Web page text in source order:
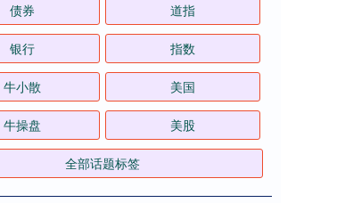
债券 道指
银行 指数
牛小散 美国
牛操盘 美股
全部话题标签